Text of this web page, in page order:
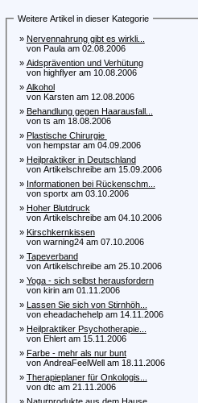
Weitere Artikel in dieser Kategorie
» Nervennahrung gibt es wirkli...
von Paula am 02.08.2006
» Aidsprävention und Verhütung
von highflyer am 10.08.2006
» Alkohol
von Karsten am 12.08.2006
» Behandlung gegen Haarausfall...
von ts am 18.08.2006
» Plastische Chirurgie
von hempstar am 04.09.2006
» Heilpraktiker in Deutschland
von Artikelschreibe am 15.09.2006
» Informationen bei Rückenschm...
von sportx am 03.10.2006
» Hoher Blutdruck
von Artikelschreibe am 04.10.2006
» Kirschkernkissen
von warning24 am 07.10.2006
» Tapeverband
von Artikelschreibe am 25.10.2006
» Yoga - sich selbst herausfordern
von kirin am 01.11.2006
» Lassen Sie sich von Stirnhöh...
von eheadachehelp am 14.11.2006
» Heilpraktiker Psychotherapie...
von Ehlert am 15.11.2006
» Farbe - mehr als nur bunt
von AndreaFeelWell am 18.11.2006
» Therapieplaner für Onkologis...
von dtc am 21.11.2006